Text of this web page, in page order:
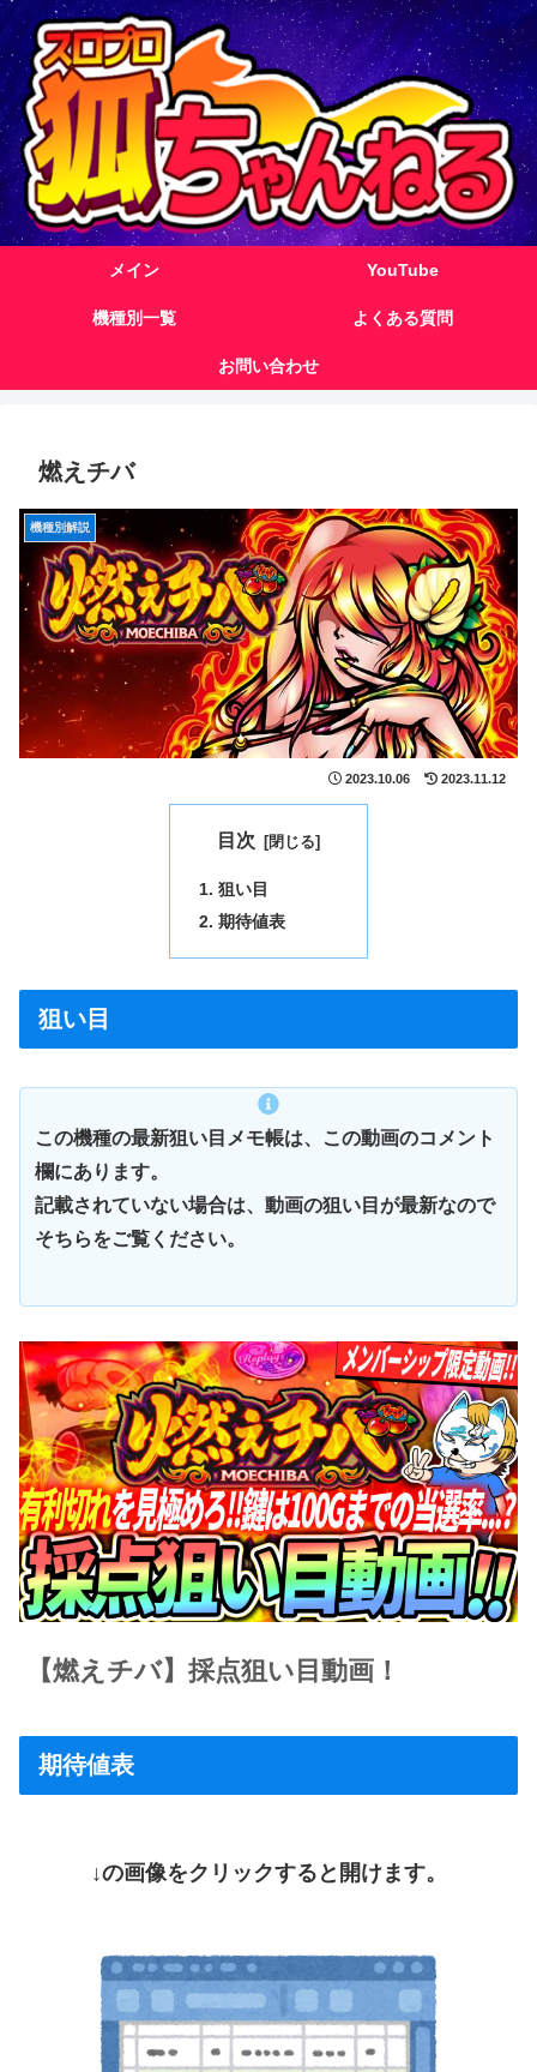
メイン YouTube
機種別一覧 よくある質問
お問い合わせ
燃えチバ
機種別解説
2023.10.06 2023.11.12
目次
狙い目
期待値表
狙い目
この機種の最新狙い目メモ帳は、この動画のコメント
欄にあります。
記載されていない場合は、動画の狙い目が最新なので
そちらをご覧ください。
【燃えチバ】採点狙い目動画！
期待値表
↓の画像をクリックすると開けます。